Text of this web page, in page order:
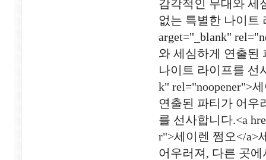
감각적인 무대와 세
없는 특별한 나이트
arget="_blank"
와 세심하게 연출된
나이트 라이프를 선
k" rel="noopener">
연출된 파티가 어우
를 선사합니다.<a
r">세이렌 쩜오</a>
어우러져, 다른 곳